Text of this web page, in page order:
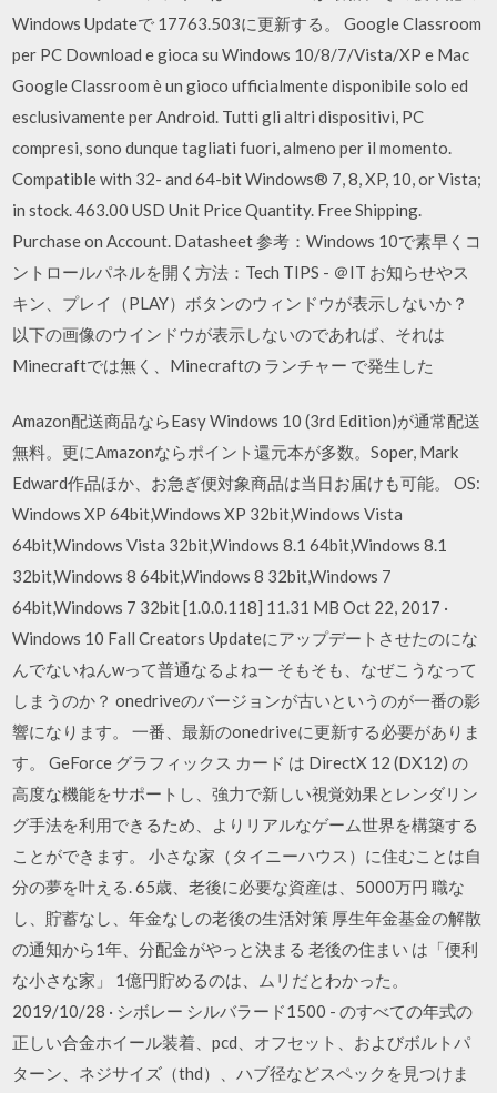
Windows Updateで 17763.503に更新する。 Google Classroom
per PC Download e gioca su Windows 10/8/7/Vista/XP e Mac
Google Classroom è un gioco ufficialmente disponibile solo ed
esclusivamente per Android. Tutti gli altri dispositivi, PC
compresi, sono dunque tagliati fuori, almeno per il momento.
Compatible with 32- and 64-bit Windows® 7, 8, XP, 10, or Vista;
in stock. 463.00 USD Unit Price Quantity. Free Shipping.
Purchase on Account. Datasheet 参考：Windows 10で素早くコ
ントロールパネルを開く方法：Tech TIPS - ＠IT お知らせやス
キン、プレイ（PLAY）ボタンのウィンドウが表示しないか？
以下の画像のウインドウが表示しないのであれば、それは
Minecraftでは無く、Minecraftの ランチャー で発生した
Amazon配送商品ならEasy Windows 10 (3rd Edition)が通常配送
無料。更にAmazonならポイント還元本が多数。Soper, Mark
Edward作品ほか、お急ぎ便対象商品は当日お届けも可能。 OS:
Windows XP 64bit,Windows XP 32bit,Windows Vista
64bit,Windows Vista 32bit,Windows 8.1 64bit,Windows 8.1
32bit,Windows 8 64bit,Windows 8 32bit,Windows 7
64bit,Windows 7 32bit [1‎.0.0.118] 1‎1.31 MB Oct 22, 2017 ·
Windows 10 Fall Creators Updateにアップデートさせたのにな
んでないねんwって普通なるよねー そもそも、なぜこうなって
しまうのか？ onedriveのバージョンが古いというのが一番の影
響になります。 一番、最新のonedriveに更新する必要がありま
す。 GeForce グラフィックス カード は DirectX 12 (DX12) の
高度な機能をサポートし、強力で新しい視覚効果とレンダリン
グ手法を利用できるため、よりリアルなゲーム世界を構築する
ことができます。 小さな家（タイニーハウス）に住むことは自
分の夢を叶える. 65歳、老後に必要な資産は、5000万円 職な
し、貯蓄なし、年金なしの老後の生活対策 厚生年金基金の解散
の通知から1年、分配金がやっと決まる 老後の住まい は「便利
な小さな家」 1億円貯めるのは、ムリだとわかった。
2019/10/28 · シボレー シルバラード1500 - のすべての年式の
正しい合金ホイール装着、pcd、オフセット、およびボルトパ
ターン、ネジサイズ（thd）、ハブ径などスペックを見つけま